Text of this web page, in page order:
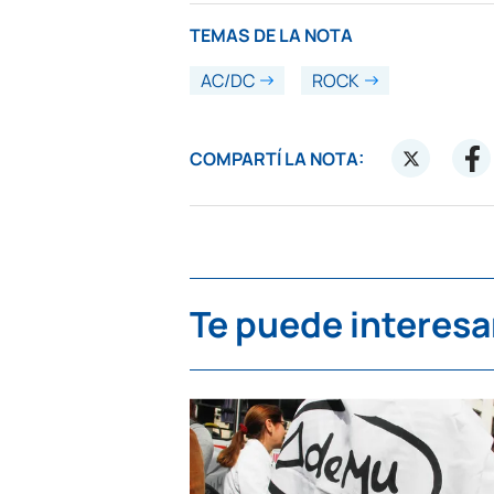
TEMAS DE LA NOTA
AC/DC
ROCK
COMPARTÍ LA NOTA:
Te puede